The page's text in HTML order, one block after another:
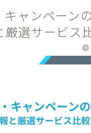
ャンペーン
厳選サービス